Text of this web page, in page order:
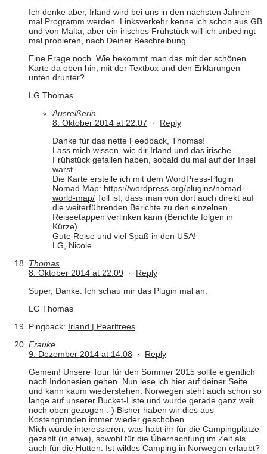
Ich denke aber, Irland wird bei uns in den nächsten Jahren
mal Programm werden. Linksverkehr kenne ich schon aus GB
und von Malta, aber ein irisches Frühstück will ich unbedingt
mal probieren, nach Deiner Beschreibung.
Eine Frage noch. Wie bekommt man das mit der schönen
Karte da oben hin, mit der Textbox und den Erklärungen
unten drunter?
LG Thomas
Ausreißerin
8. Oktober 2014 at 22:07 · Reply
Danke für das nette Feedback, Thomas!
Lass mich wissen, wie dir Irland und das irische
Frühstück gefallen haben, sobald du mal auf der Insel
warst.
Die Karte erstelle ich mit dem WordPress-Plugin
Nomad Map: https://wordpress.org/plugins/nomad-
world-map/ Toll ist, dass man von dort auch direkt auf
die weiterführenden Berichte zu den einzelnen
Reiseetappen verlinken kann (Berichte folgen in
Kürze).
Gute Reise und viel Spaß in den USA!
LG, Nicole
Thomas
8. Oktober 2014 at 22:09 · Reply
Super, Danke. Ich schau mir das Plugin mal an.
LG Thomas
Pingback: Irland | Pearltrees
Frauke
9. Dezember 2014 at 14:08 · Reply
Gemein! Unsere Tour für den Sommer 2015 sollte eigentlich
nach Indonesien gehen. Nun lese ich hier auf deiner Seite
und kann kaum wiederstehen. Norwegen steht auch schon so
lange auf unserer Bucket-Liste und wurde gerade ganz weit
noch oben gezogen :-) Bisher haben wir dies aus
Kostengründen immer wieder geschoben.
Mich würde interessieren, was habt ihr für die Campingplätze
gezahlt (in etwa), sowohl für die Übernachtung im Zelt als
auch für die Hütten. Ist wildes Camping in Norwegen erlaubt?